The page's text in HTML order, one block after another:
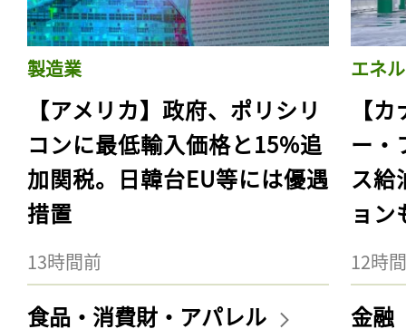
製造業
【アメリカ】政府、ポリシリ
コンに最低輸入価格と15%追
加関税。日韓台EU等には優遇
措置
13時間前
エネ
【
ー・
ス給
ョン
12時
食品・消費財・アパレル 金融